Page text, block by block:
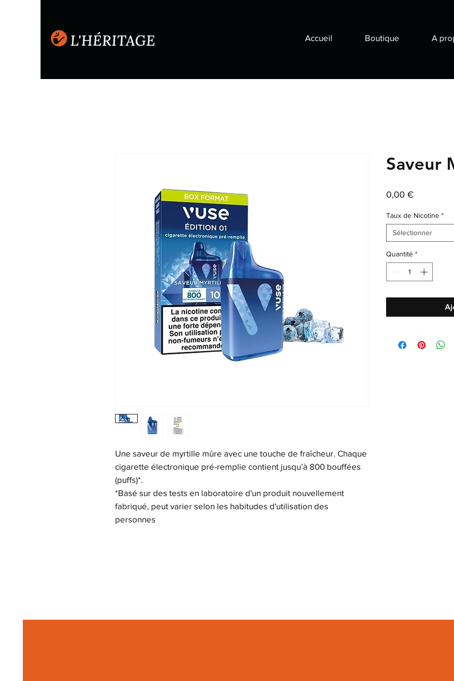
Accueil Boutique A
Une saveur de myrtille mûre avec une touche de fraîcheur. Chaque
cigarette électronique pré-remplie contient jusqu’à 800 bouffées
(puffs)*.
*Basé sur des tests en laboratoire d'un produit nouvellement
fabriqué, peut varier selon les habitudes d'utilisation des
personnes
Saveur
0,00 €
Taux de Nicotine *
Sélectionner
Quantité *